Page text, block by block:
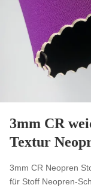
3mm CR
Textur
3mm CR Neopren
für Stoff Neopren-